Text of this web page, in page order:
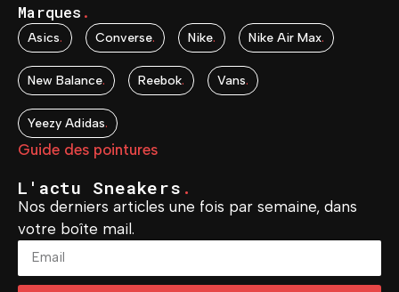
Marques .
Asics. Converse. Nike. Nike Air Max.
New Balance. Reebok. Vans.
Yeezy Adidas.
Guide des pointures
L'actu Sneakers .
Nos derniers articles une fois par semaine, dans
votre boîte mail.